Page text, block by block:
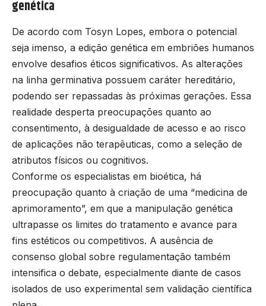
genética
De acordo com Tosyn Lopes, embora o potencial
seja imenso, a edição genética em embriões humanos
envolve desafios éticos significativos. As alterações
na linha germinativa possuem caráter hereditário,
podendo ser repassadas às próximas gerações. Essa
realidade desperta preocupações quanto ao
consentimento, à desigualdade de acesso e ao risco
de aplicações não terapêuticas, como a seleção de
atributos físicos ou cognitivos.
Conforme os especialistas em bioética, há
preocupação quanto à criação de uma “medicina de
aprimoramento”, em que a manipulação genética
ultrapasse os limites do tratamento e avance para
fins estéticos ou competitivos. A ausência de
consenso global sobre regulamentação também
intensifica o debate, especialmente diante de casos
isolados de uso experimental sem validação científica